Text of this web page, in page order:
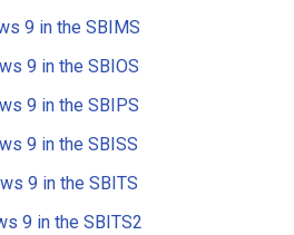
9 in the SBIMS
9 in the SBIOS
9 in the SBIPS
9 in the SBISS
9 in the SBITS
9 in the SBITS2